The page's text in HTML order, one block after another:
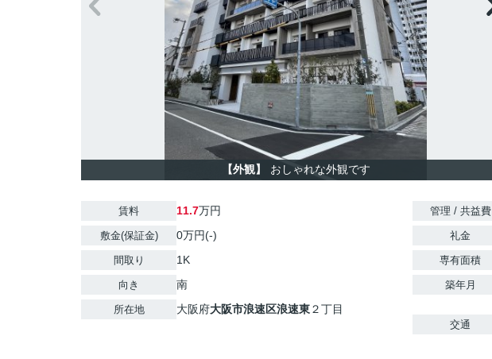
【外観】 おしゃれな外観です
賃料 11.7万円
敷金(保証金) 0万円(-)
間取り 1K
向き 南
所在地 大阪府大阪市浪速区浪速東２丁目
管理 / 共益費
礼金
専有面積
築年月
交通